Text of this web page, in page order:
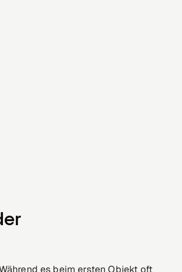
es beim ersten Objekt oft